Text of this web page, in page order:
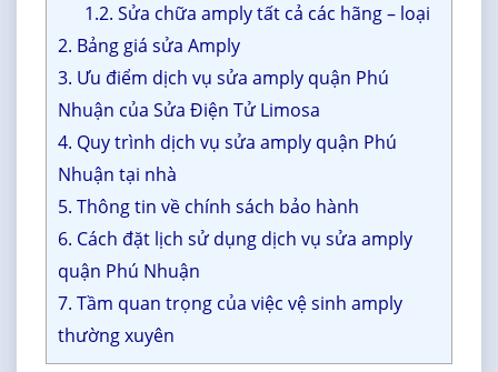
1.2. Sửa chữa amply tất cả các hãng – loại
2. Bảng giá sửa Amply
3. Ưu điểm dịch vụ sửa amply quận Phú
Nhuận của Sửa Điện Tử Limosa
4. Quy trình dịch vụ sửa amply quận Phú
Nhuận tại nhà
5. Thông tin về chính sách bảo hành
6. Cách đặt lịch sử dụng dịch vụ sửa amply
quận Phú Nhuận
7. Tầm quan trọng của việc vệ sinh amply
thường xuyên